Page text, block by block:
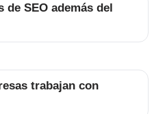
de SEO además del
trabajan con